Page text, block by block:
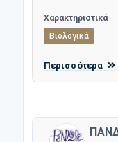
Χαρακτηριστικά
Βιολογικά
Περισσότερα